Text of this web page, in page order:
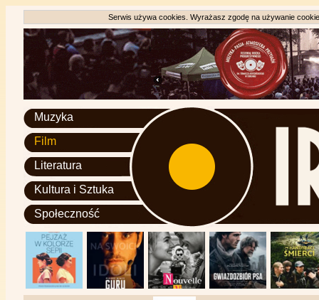
Serwis używa cookies. Wyrażasz zgodę na używanie
Muzyka
Film
Literatura
Kultura i Sztuka
Społeczność